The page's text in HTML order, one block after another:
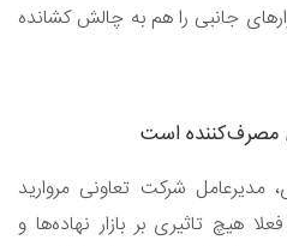
جانبی را هم به چالش کشانده
مصرف‌کننده است
شرکت تعاونی مروارید
هیچ تاثیری بر بازار نهاده‌ها و